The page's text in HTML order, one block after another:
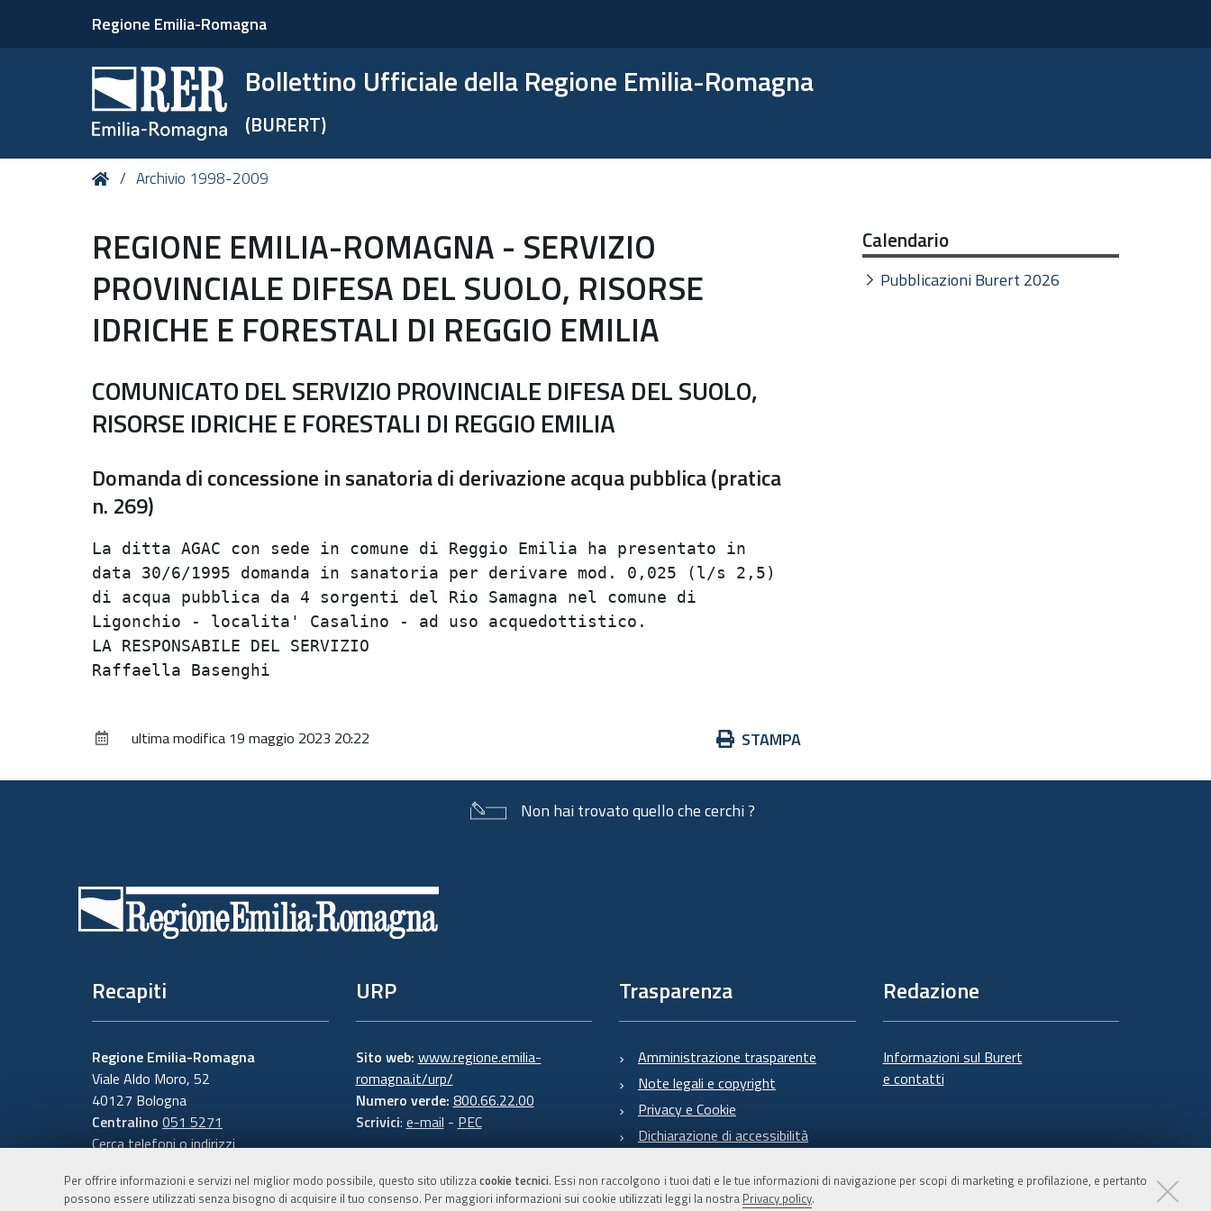
Per offrire informazioni e servizi nel miglior modo possibile, questo sito utilizzacookie tecnici. Essi non raccolgono i tuoi dati e le tue informazioni di navigazione per scopi di marketing e profilazione, e pertanto
possono essere utilizzati senza bisogno di acquisire il tuo consenso. Per maggiori informazioni sui cookie utilizzati leggi la nostra Privacy policy.
Regione Emilia-Romagna
Bollettino Ufficiale della Regione Emilia-Romagna
(BURERT)
Tu HomeArchivio 1998-2009
REGIONE EMILIA-ROMAGNA - SERVIZIO
PROVINCIALE DIFESA DEL SUOLO, RISORSE
IDRICHE E FORESTALI DI REGGIO EMILIA
COMUNICATO DEL SERVIZIO PROVINCIALE DIFESA DEL SUOLO,
RISORSE IDRICHE E FORESTALI DI REGGIO EMILIA
Domanda di concessione in sanatoria di derivazione acqua pubblica (pratica
n. 269)
La ditta AGAC con sede in comune di Reggio Emilia ha presentato in
data 30/6/1995 domanda in sanatoria per derivare mod. 0,025 (l/s 2,5)
di acqua pubblica da 4 sorgenti del Rio Samagna nel comune di
Ligonchio - localita' Casalino - ad uso acquedottistico.
LA RESPONSABILE DEL SERVIZIO
Azioni
documento
STAMPA
ultima modifica 19 maggio 2023 20:22
Calendario
Pubblicazioni Burert 2026
Non hai trovato quello che cerchi ?
Recapiti
Regione Emilia-Romagna
Viale Aldo Moro, 52
40127 Bologna
Centralino 051 5271
Cerca telefoni o indirizzi
URP
Sito web: www.regione.emilia-
romagna.it/urp/
Numero verde: 800.66.22.00
Scrivici: e-mail - PEC
Trasparenza
Amministrazione trasparente
Note legali e copyright
Privacy e Cookie
Dichiarazione di accessibilità
Redazione
Informazioni sul Burert
e contatti